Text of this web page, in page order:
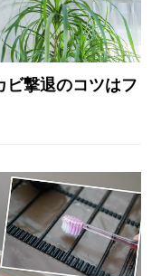
ビ撃退のコツはフ